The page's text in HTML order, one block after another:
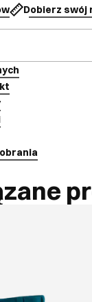
Dobierz swój